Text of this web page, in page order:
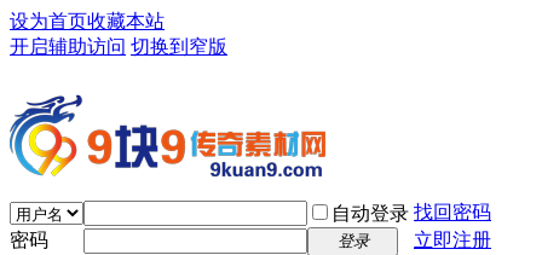
设为首页收藏本站
开启辅助访问 切换到窄版
自动登录 找回密码
密码
登录
立即注册